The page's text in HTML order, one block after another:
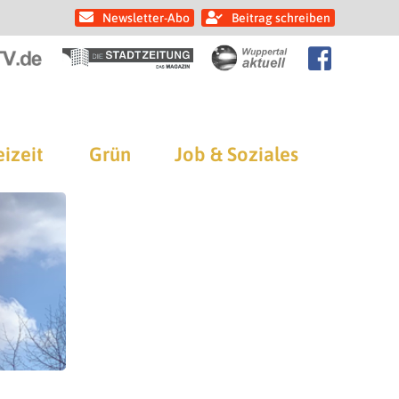
Newsletter-Abo Beitrag schreiben
Grün Job & Soziales